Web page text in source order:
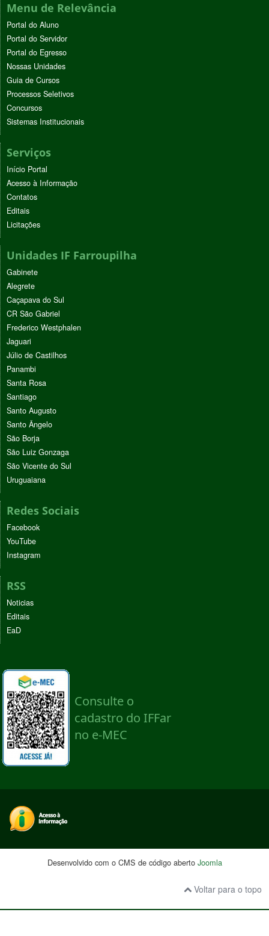
Menu de Relevância
Portal do Aluno
Portal do Servidor
Portal do Egresso
Nossas Unidades
Guia de Cursos
Processos Seletivos
Concursos
Sistemas Institucionais
Serviços
Início Portal
Acesso à Informação
Contatos
Editais
Licitações
Unidades IF Farroupilha
Gabinete
Alegrete
Caçapava do Sul
CR São Gabriel
Frederico Westphalen
Jaguari
Júlio de Castilhos
Panambi
Santa Rosa
Santiago
Santo Augusto
Santo Ângelo
São Borja
São Luiz Gonzaga
São Vicente do Sul
Uruguaiana
Redes Sociais
Facebook
YouTube
Instagram
RSS
Noticias
Editais
EaD
Desenvolvido com o CMS de código aberto Joomla
Voltar para o topo